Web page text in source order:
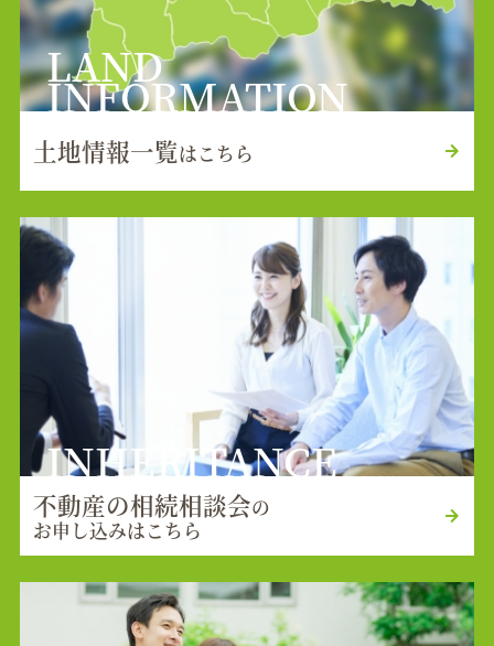
LAND
INFORMATION
土地情報一覧はこちら
INHERITANCE
不動産の相続相談会の
お申し込みはこちら